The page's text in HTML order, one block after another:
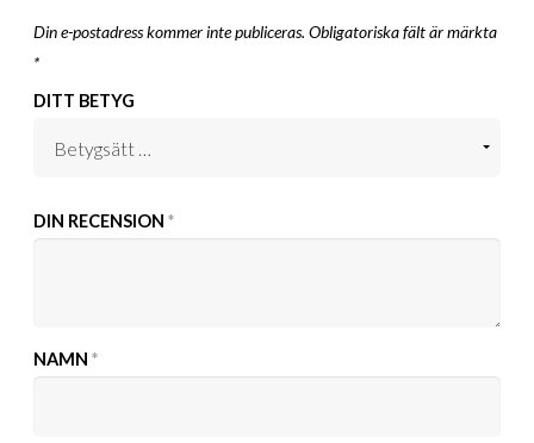
Din e-postadress kommer inte publiceras. Obligatoriska fält är märkta
*
DITT BETYG
DIN RECENSION*
NAMN*